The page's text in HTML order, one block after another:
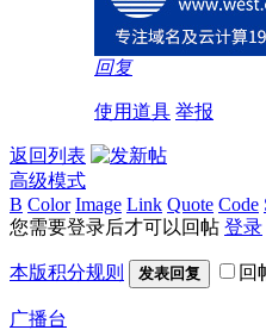
回复
使用道具 举报
返回列表
高级模式
B Color Image Link Quote Code
您需要登录后才可以回帖 登录
本版积分规则 发表回复 回
广播台